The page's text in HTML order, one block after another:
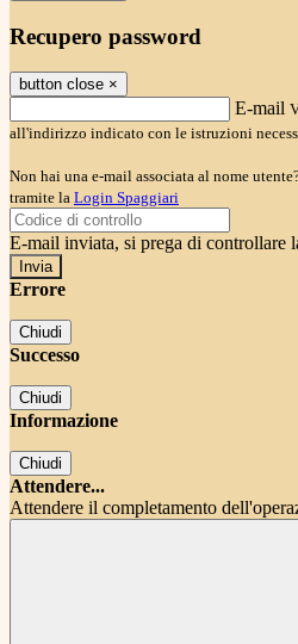
Recupero password
button close ×
E-mail
all'indirizzo indicato con le istruzioni
Non hai una e-mail associata al nome
tramite la Login Spaggiari
E-mail inviata, si prega di controllare
Errore
Chiudi
Successo
Chiudi
Informazione
Chiudi
Attendere...
Attendere il completamento